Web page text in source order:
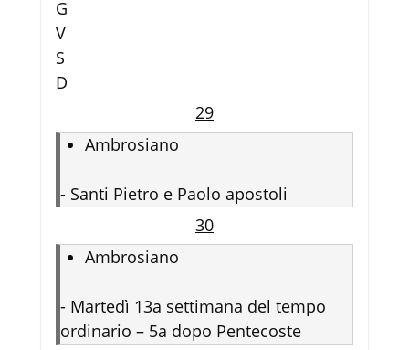
G
V
S
D
29
Ambrosiano
- Santi Pietro e Paolo apostoli
30
Ambrosiano
- Martedì 13a settimana del tempo
ordinario – 5a dopo Pentecoste